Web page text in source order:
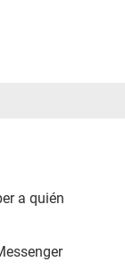
a quién